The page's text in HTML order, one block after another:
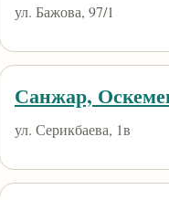
ул. Бажова, 97/1
Санжар,
ул. Серикбаева, 1в